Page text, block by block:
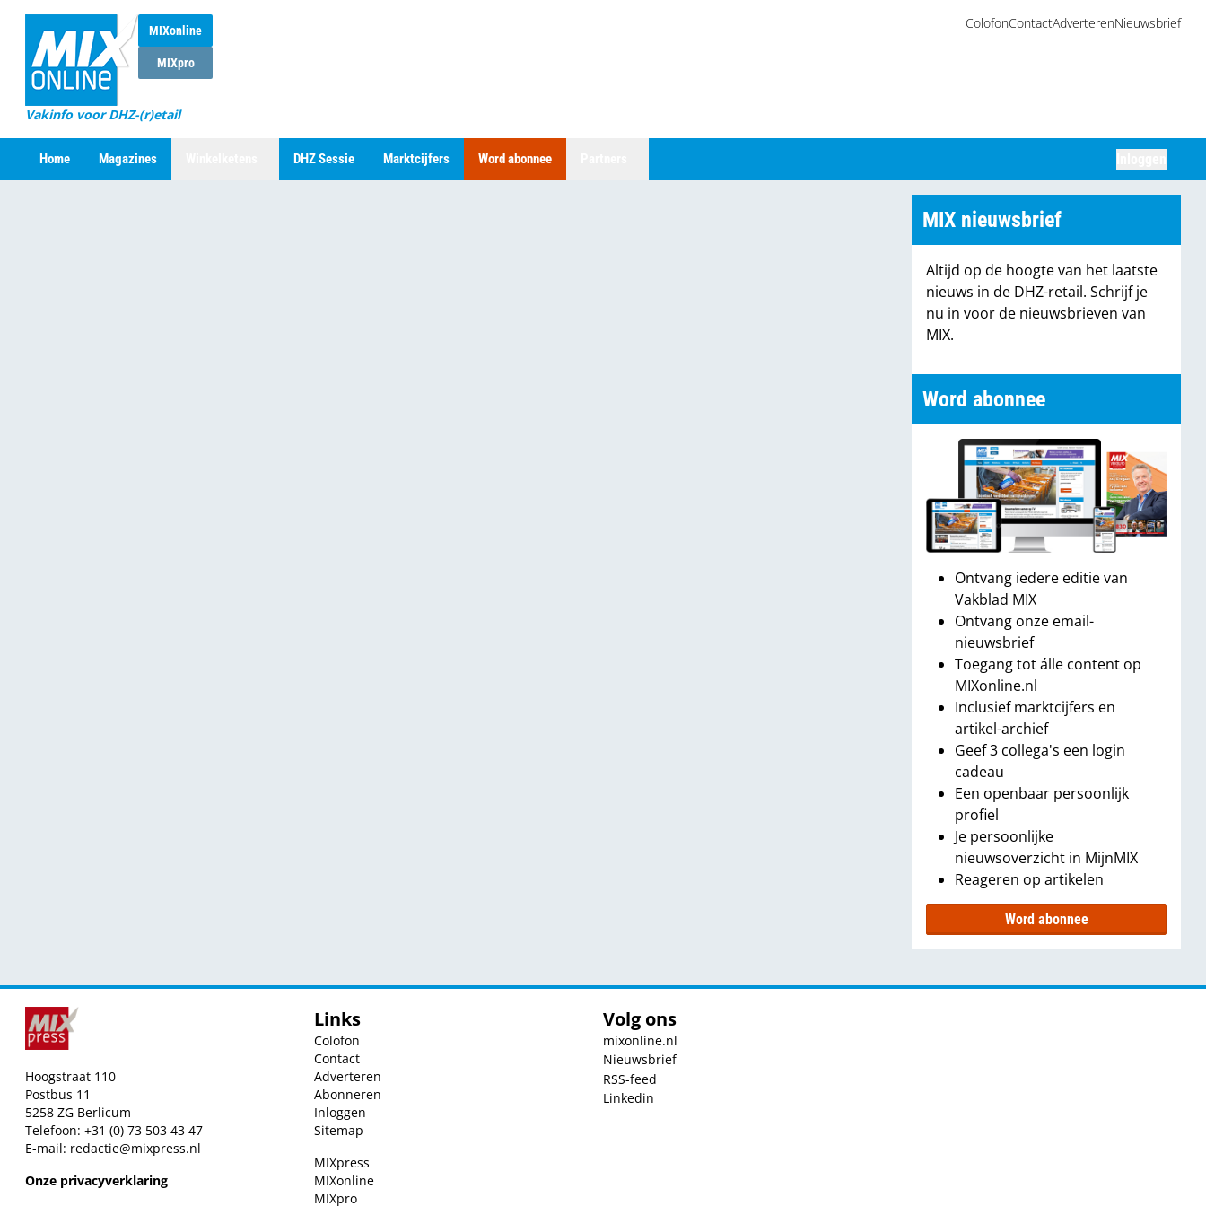
MIXonline
MIXpro
Vakinfo voor DHZ-(r)etail
ColofonContactAdverterenNieuwsbrief
Home Magazines DHZ Sessie Marktcijfers Word abonnee
MIX nieuwsbrief
Altijd op de hoogte van het laatste
nieuws in de DHZ-retail. Schrijf je
nu in voor de nieuwsbrieven van
MIX.
Word abonnee
Ontvang iedere editie van
Vakblad MIX
Ontvang onze email-
nieuwsbrief
Toegang tot álle content op
MIXonline.nl
Inclusief marktcijfers en
artikel-archief
Geef 3 collega's een login
cadeau
Een openbaar persoonlijk
profiel
Je persoonlijke
nieuwsoverzicht in MijnMIX
Reageren op artikelen
Word abonnee
Hoogstraat 110
Postbus 11
5258 ZG Berlicum
Telefoon: +31 (0) 73 503 43 47
E-mail: redactie@mixpress.nl
Onze privacyverklaring
Links
Colofon
Contact
Adverteren
Abonneren
Inloggen
Sitemap
MIXpress
MIXonline
MIXpro
Volg ons
mixonline.nl
Nieuwsbrief
RSS-feed
Linkedin